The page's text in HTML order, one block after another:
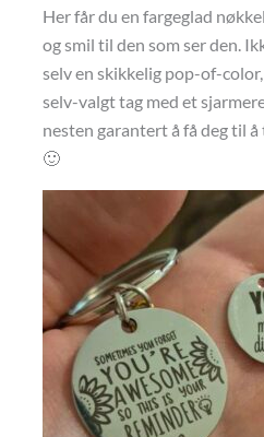
Her får du en fargeglad
og smil til den som ser den.
selv en skikkelig pop-of-
selv-valgt tag med et
nesten garantert å få deg til
🙂